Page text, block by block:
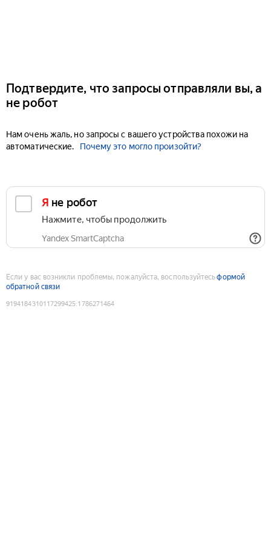
Подтвердите, что запросы отправляли вы, а
не робот
Нам очень жаль, но запросы с вашего устройства похожи на
автоматические.
Почему это могло произойти?
Я не робот
Нажмите, чтобы продолжить
Yandex SmartCaptcha
Если у вас возникли проблемы, пожалуйста, воспользуйтесьформой
обратной связи
9194184310117299425:1786271464